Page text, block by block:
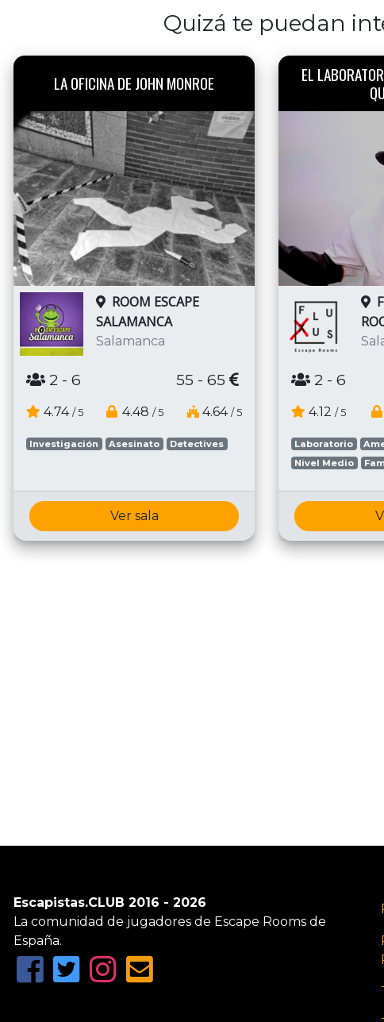
Quizá te puedan
LA OFICINA DE JOHN MONROE
ROOM ESCAPE
SALAMANCA
Salamanca
2 - 6 55 - 65
4.74 / 5 4.48 / 5 4.64 / 5
Investigación Asesinato Detectives
Ver sala
EL
2 - 6
4.12 / 5
Laboratorio
Nivel Medio
Escapistas.CLUB 2016 - 2026
La comunidad de jugadores de Escape Rooms de
España.